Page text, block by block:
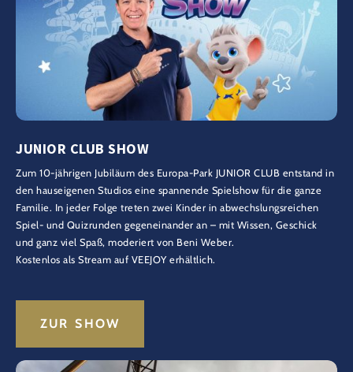
JUNIOR CLUB SHOW
Zum 10-jährigen Jubiläum des Europa-Park JUNIOR CLUB entstand in
den hauseigenen Studios eine spannende Spielshow für die ganze
Familie. In jeder Folge treten zwei Kinder in abwechslungsreichen
Spiel- und Quizrunden gegeneinander an – mit Wissen, Geschick
und ganz viel Spaß, moderiert von Beni Weber.
Kostenlos als Stream auf VEEJOY erhältlich.
ZUR SHOW